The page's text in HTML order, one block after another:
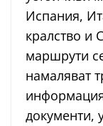
Испания,
кралство и
маршрути
намаляват
документи,